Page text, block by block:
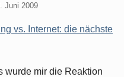
Juni 2009
vs. Internet: die nächste
wurde mir die Reaktion